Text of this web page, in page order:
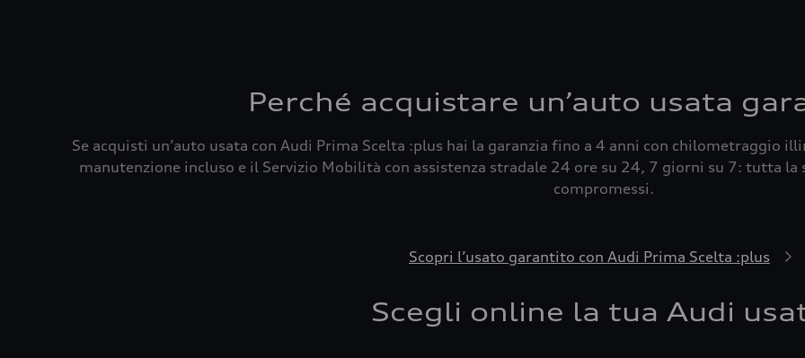
Perché acquistare un’auto usata
Se acquisti un’auto usata con Audi Prima Scelta :plus hai la garanzia fino a 4 anni con chilometraggio
manutenzione incluso e il Servizio Mobilità con assistenza stradale 24 ore su 24, 7 giorni su 7: tutta la
compromessi.
Scopri l’usato garantito con Audi Prima Scelta :plus
Scegli online la tua Audi